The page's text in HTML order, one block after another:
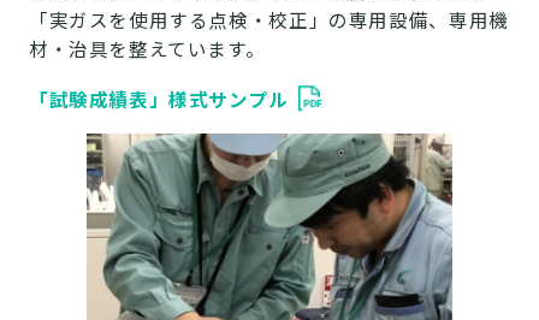
「実ガスを使用する点検・校正」の専用設備、専用機
材・治具を整えています。
「試験成績表」様式サンプル